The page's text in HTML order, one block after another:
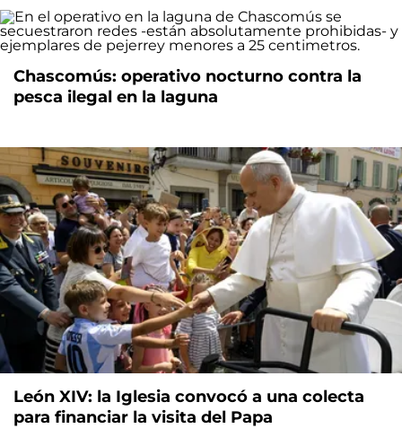
Chascomús: operativo nocturno contra la
pesca ilegal en la laguna
León XIV: la Iglesia convocó a una colecta
para financiar la visita del Papa